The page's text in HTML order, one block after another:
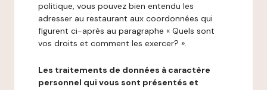
politique, vous pouvez bien entendu les
adresser au restaurant aux coordonnées qui
figurent ci-après au paragraphe « Quels sont
vos droits et comment les exercer? ».
Les traitements de données à caractère
personnel qui vous sont présentés et